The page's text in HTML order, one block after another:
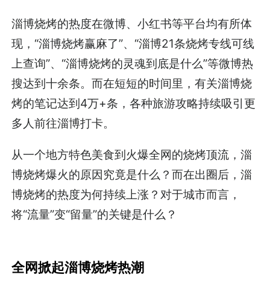
淄博烧烤的热度在微博、小红书等平台均有所体
现，“淄博烧烤赢麻了”、“淄博21条烧烤专线可线
上查询”、“淄博烧烤的灵魂到底是什么”等微博热
搜达到十余条。而在短短的时间里，有关淄博烧
烤的笔记达到4万+条，各种旅游攻略持续吸引更
多人前往淄博打卡。
从一个地方特色美食到火爆全网的烧烤顶流，淄
博烧烤爆火的原因究竟是什么？而在出圈后，淄
博烧烤的热度为何持续上涨？对于城市而言，
将“流量”变“留量”的关键是什么？
全网掀起淄博烧烤热潮